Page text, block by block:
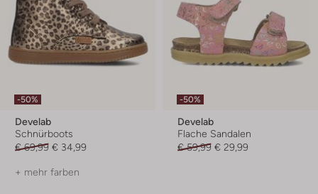
-50%
Develab
Schnürboots
€ 69,99 € 34,99
+ mehr farben
-50%
Develab
Flache Sandalen
€ 59,99 € 29,99